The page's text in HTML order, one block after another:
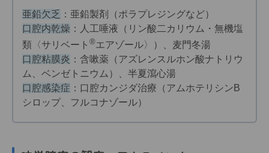
亜鉛欠乏 ：亜鉛製剤（ポラプレジングなど）
口腔内乾燥 ：人工唾液（リン酸二カリウム・無機塩
類〈サリベート ®エアゾール〉）、麦門冬湯
口腔粘膜炎 ：含嗽薬（アズレンスルホン酸ナトリウ
ム、ベンゼトニウム）、半夏瀉心湯
口腔感染症 ：口腔カンジダ治療（アムホテリシンB
シロップ、フルコナゾール）